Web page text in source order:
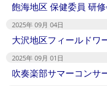
飽海地区 保健委員 研
2025年 09月 04日
大沢地区フィールドワ
2025年 09月 01日
吹奏楽部サマーコンサ